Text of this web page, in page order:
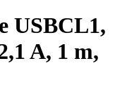
USBCL1,
A, 1 m,